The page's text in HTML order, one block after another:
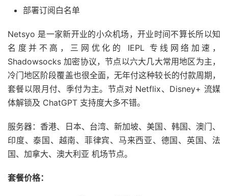
部署订阅白名单
Netsyo 是一家新开业的小众机场，开业时间不算长所以知
名度并不高，三网优化的 IEPL 专线网络加速，
Shadowsocks 加密协议，节点以六大几大常用地区为主，
冷门地区阶段覆盖也很全面，无年付这种较长的付款周期，
套餐以限月付、季付为主。节点对 Netflix、Disney+ 流媒
体解锁及 ChatGPT 支持度大多不错。
服务器：香港、日本、台湾、新加坡、美国、韩国、澳门、
印度、泰国、越南、菲律宾、马来西亚、德国、英国、法
国、加拿大、澳大利亚 机场节点。
套餐价格：